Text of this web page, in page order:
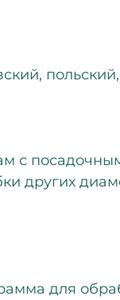
с
других
для